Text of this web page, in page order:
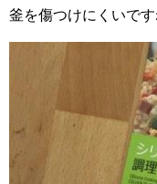
釜を傷つけにくいです